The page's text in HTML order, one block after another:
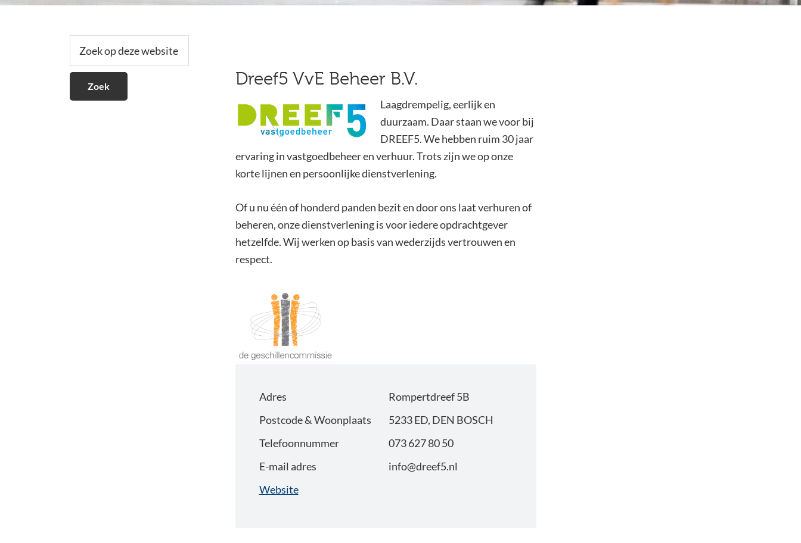
Dreef5 VvE Beheer B.V.
Laagdrempelig, eerlijk en
duurzaam. Daar staan we voor bij
DREEF5. We hebben ruim 30 jaar
ervaring in vastgoedbeheer en verhuur. Trots zijn we op onze
korte lijnen en persoonlijke dienstverlening.
Of u nu één of honderd panden bezit en door ons laat verhuren of
beheren, onze dienstverlening is voor iedere opdrachtgever
hetzelfde. Wij werken op basis van wederzijds vertrouwen en
respect.
Adres
Postcode & Woonplaats
Telefoonnummer
E-mail adres
Website
Rompertdreef 5B
5233 ED, DEN BOSCH
073 627 80 50
info@dreef5.nl
Secundaire
Sidebar
op
deze
website